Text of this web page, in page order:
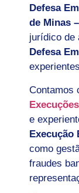
Defesa
de Minas
jurídico de
Defesa
Contamos
e
Execução
como
fraudes